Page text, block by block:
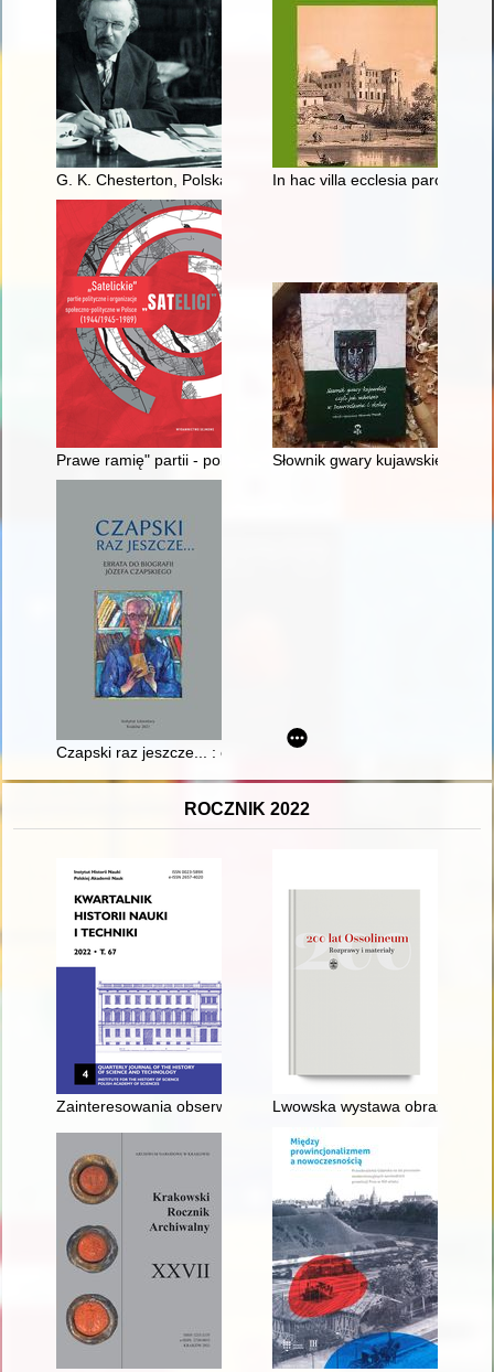
G. K. Chesterton, Polska i politykaIn hac villa ecclesia
Prawe ramię" partii - polityczne organizacje młodzieżowe w
Słownik gwary kujawskiej czyli
Czapski raz jeszcze... : errata do biografii Józefa Czapskiego
ROCZNIK 2022
Zainteresowania obserwacjami astronomicznymi Braci
Lwowska wystawa obrazów w